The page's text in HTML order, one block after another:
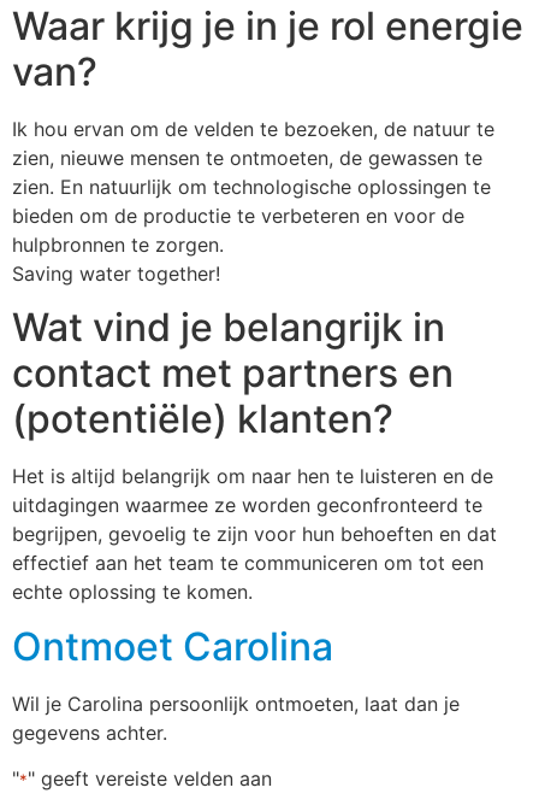
Waar krijg je in je rol energie
van?
Ik hou ervan om de velden te bezoeken, de natuur te
zien, nieuwe mensen te ontmoeten, de gewassen te
zien. En natuurlijk om technologische oplossingen te
bieden om de productie te verbeteren en voor de
hulpbronnen te zorgen.
Saving water together!
Wat vind je belangrijk in
contact met partners en
(potentiële) klanten?
Het is altijd belangrijk om naar hen te luisteren en de
uitdagingen waarmee ze worden geconfronteerd te
begrijpen, gevoelig te zijn voor hun behoeften en dat
effectief aan het team te communiceren om tot een
echte oplossing te komen.
Ontmoet Carolina
Wil je Carolina persoonlijk ontmoeten, laat dan je
gegevens achter.
"*" geeft vereiste velden aan